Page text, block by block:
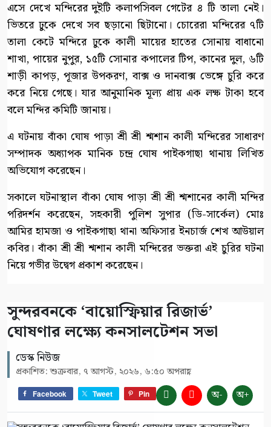
এসে দেখে মন্দিরের দুইটি কলাপসিবল গেটের ৪ টি তালা নেই।
ভিতরে ঢুকে দেখে সব ছড়ানো ছিটানো। চোরেরা মন্দিরের ৭টি
তালা কেটে মন্দিরে ঢুকে কালী মায়ের হাতের সোনায় বাধানো
শাখা, পায়ের নুপুর, ১৫টি সোনার কপালের টিপ, কানের দুল, ৬টি
শাড়ী কাপড়, পূজার উপকরণ, বাক্স ও দানবাক্স ভেঙ্গে চুরি করে
করে নিয়ে গেছে। যার আনুমানিক মূল্য প্রায় এক লক্ষ টাকা হবে
বলে মন্দির কমিটি জানায়।
এ ঘটনায় বাঁকা ঘোষ পাড়া শ্রী শ্রী শ্মশান কালী মন্দিরের সাধারণ
সম্পাদক অধ্যাপক মানিক চন্দ্র ঘোষ পাইকগাছা থানায় লিখিত
অভিযোগ করেছেন।
সকালে ঘটনাস্থাল বাঁকা ঘোষ পাড়া শ্রী শ্রী শ্মশানের কালী মন্দির
পরিদর্শন করেছেন, সহকারী পুলিশ সুপার (ডি-সার্কেল) মোঃ
আমির হামজা ও পাইকগাছা থানা অফিসার ইনচার্জ শেখ আউয়াল
কবির। বাঁকা শ্রী শ্রী শ্মশান কালী মন্দিরের ভক্তরা এই চুরির ঘটনা
নিয়ে গভীর উদ্বেগ প্রকাশ করেছেন।
সুন্দরবনকে ‘বায়োস্ফিয়ার রিজার্ভ’
ঘোষণার লক্ষ্যে কনসালটেশন সভা
ডেস্ক নিউজ
প্রকাশিত: শুক্রবার, ৭ আগস্ট, ২০২৬, ৬:৫০ অপরাহ্ণ
Facebook Tweet Pin অ- অ+